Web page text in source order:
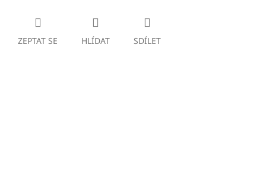
ZEPTAT SE HLÍDAT SDÍLET